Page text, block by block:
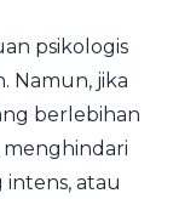
psikologis
Namun, jika
berlebihan
menghindari
intens, atau